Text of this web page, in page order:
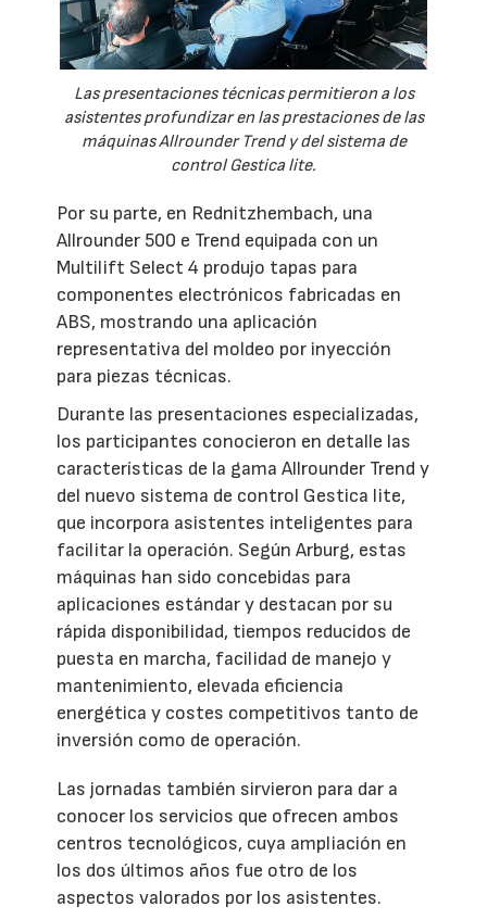
Las presentaciones técnicas permitieron a los
asistentes profundizar en las prestaciones de las
máquinas Allrounder Trend y del sistema de
control Gestica lite.
Por su parte, en Rednitzhembach, una
Allrounder 500 e Trend equipada con un
Multilift Select 4 produjo tapas para
componentes electrónicos fabricadas en
ABS, mostrando una aplicación
representativa del moldeo por inyección
para piezas técnicas.
Durante las presentaciones especializadas,
los participantes conocieron en detalle las
características de la gama Allrounder Trend y
del nuevo sistema de control Gestica lite,
que incorpora asistentes inteligentes para
facilitar la operación. Según Arburg, estas
máquinas han sido concebidas para
aplicaciones estándar y destacan por su
rápida disponibilidad, tiempos reducidos de
puesta en marcha, facilidad de manejo y
mantenimiento, elevada eficiencia
energética y costes competitivos tanto de
inversión como de operación.
Las jornadas también sirvieron para dar a
conocer los servicios que ofrecen ambos
centros tecnológicos, cuya ampliación en
los dos últimos años fue otro de los
aspectos valorados por los asistentes.